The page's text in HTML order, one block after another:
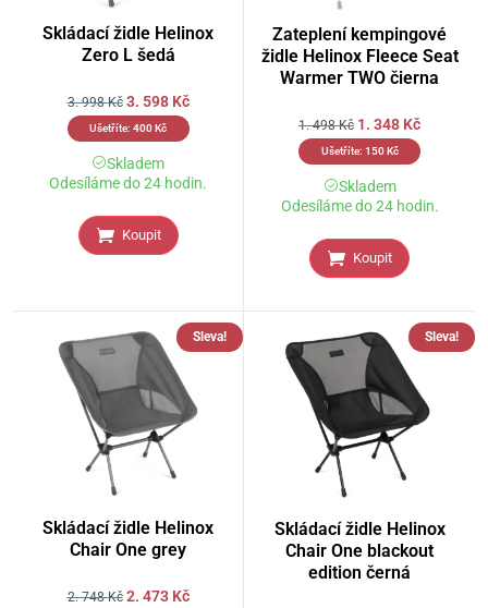
Skládací židle Helinox
Zero L šedá
3. 998Kč 3. 598 Kč
Ušetříte: 400Kč
Skladem
Odesíláme do 24 hodin.
Koupit
Zateplení kempingové
židle Helinox Fleece Seat
Warmer TWO čierna
1. 498Kč 1. 348 Kč
Ušetříte: 150Kč
Skladem
Odesíláme do 24 hodin.
Koupit
Sleva!
Skládací židle Helinox
Chair One grey
2. 748Kč 2. 473 Kč
Sleva!
Skládací židle Helinox
Chair One blackout
edition černá